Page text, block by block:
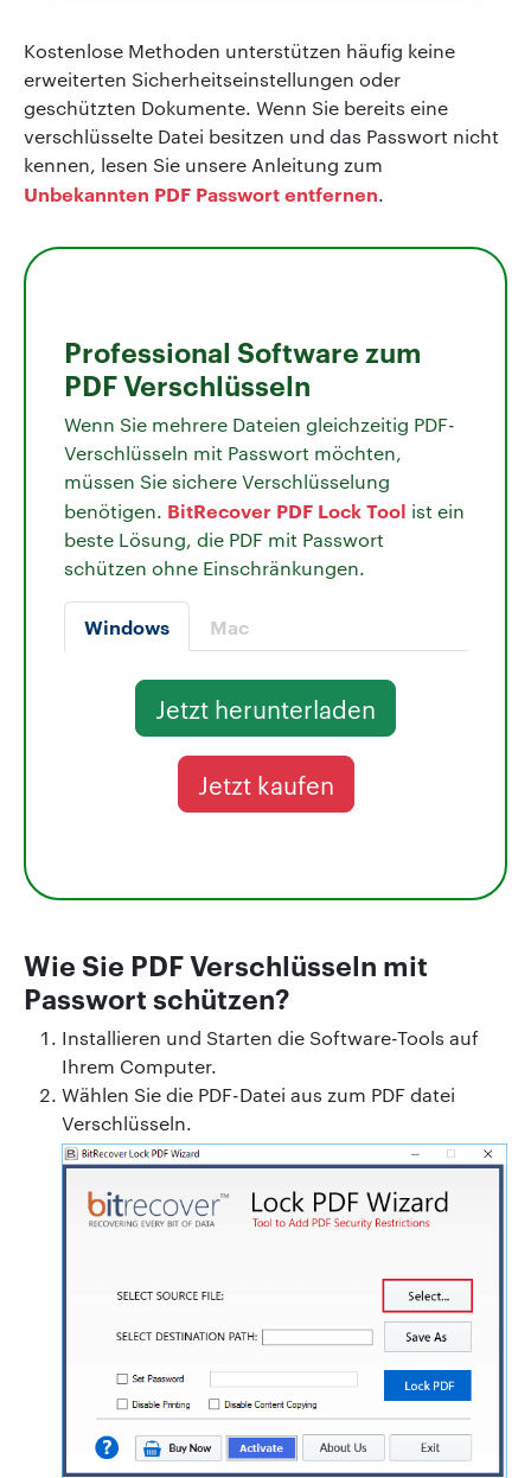
Kostenlose Methoden unterstützen häufig keine
erweiterten Sicherheitseinstellungen oder
geschützten Dokumente. Wenn Sie bereits eine
verschlüsselte Datei besitzen und das Passwort nicht
kennen, lesen Sie unsere Anleitung zum
Unbekannten PDF Passwort entfernen.
Professional Software zum
PDF Verschlüsseln
Wenn Sie mehrere Dateien gleichzeitig PDF-
Verschlüsseln mit Passwort möchten,
müssen Sie sichere Verschlüsselung
benötigen. BitRecover PDF Lock Tool ist ein
beste Lösung, die PDF mit Passwort
schützen ohne Einschränkungen.
Windows Mac
Jetzt herunterladen
Jetzt kaufen
Wie Sie PDF Verschlüsseln mit
Passwort schützen?
Installieren und Starten die Software-Tools auf
Ihrem Computer.
Wählen Sie die PDF-Datei aus zum PDF datei
Verschlüsseln.